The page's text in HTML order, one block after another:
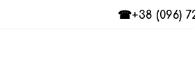
☎+38 (096)